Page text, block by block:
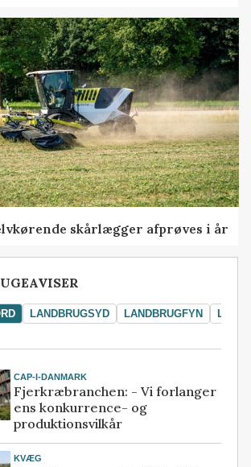
skårlægger afprøves i år
LANDBRUGSYD LANDBRUGFYN
CAP-I-DANMARK
Fjerkræbranchen: - Vi forlanger
ens konkurrence- og
produktionsvilkår
KVÆG